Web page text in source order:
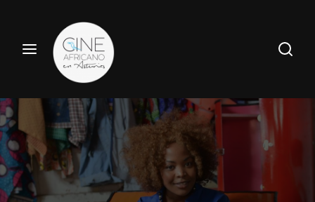
Pulsa Enter / Return para realizar tu búsqueda.
Entrar
Nombre de usuario o Email
Contraseña